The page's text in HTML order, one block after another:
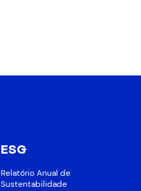
ESG
Relatório Anual de
Sustentabilidade